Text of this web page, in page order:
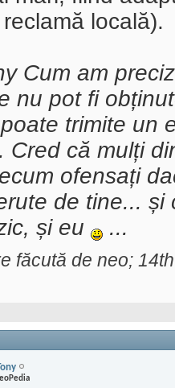
locală).
Cum am
nu pot fi
trimite un
Cred că mulți
ofensați
de tine...
și eu
...
făcută de neo;